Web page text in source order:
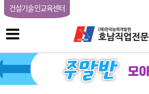
건설기술인교육센터